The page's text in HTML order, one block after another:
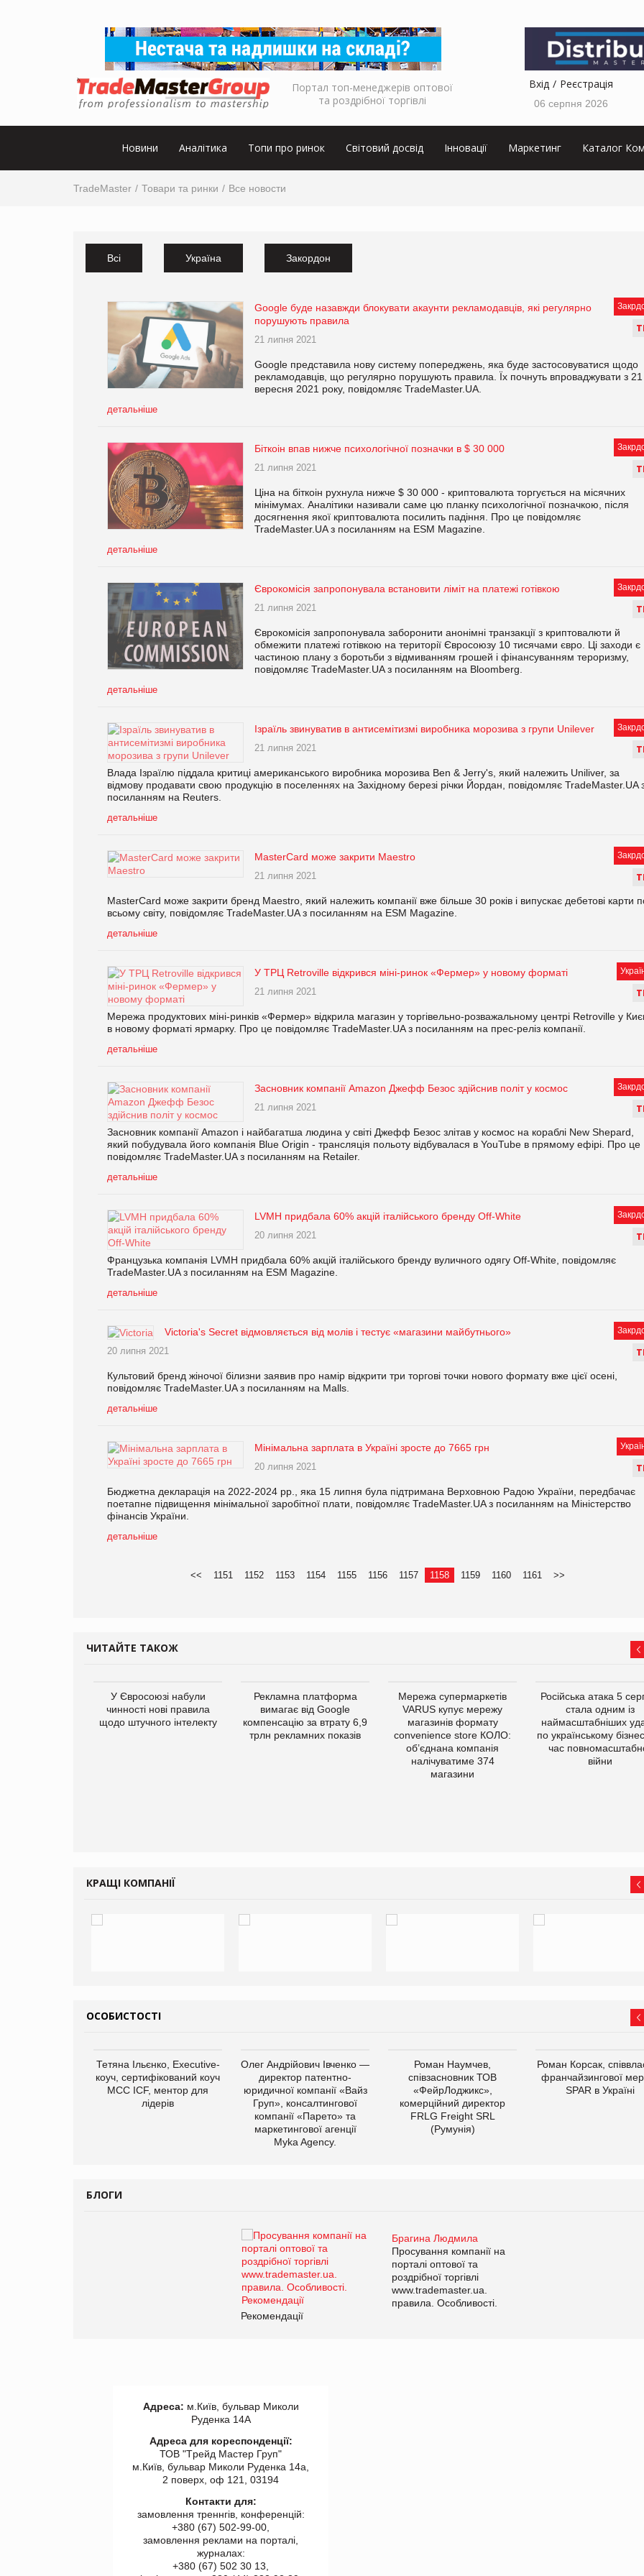
Портал топ-менеджерів оптової
та роздрібної торгівлі
Вхід Реєстрація
06 серпня 2026
Новини Аналітика Топи про ринок Світовий досвід Інновації Маркетинг Каталог
TradeMaster Товари та ринки Все новости
Всі Україна Закордон
Т
Google буде назавжди блокувати акаунти рекламодавців, які регулярно
порушують правила
21 липня 2021
Google представила нову систему попереджень, яка буде застосовуватися щодо
рекламодавців, що регулярно порушують правила. Їх почнуть впроваджувати з 21
вересня 2021 року, повідомляє TradeMaster.UA.
детальніше
Т
Біткоін впав нижче психологічної позначки в $ 30 000
21 липня 2021
Ціна на біткоін рухнула нижче $ 30 000 - криптовалюта торгується на місячних
мінімумах. Аналітики називали саме цю планку психологічної позначкою, після
досягнення якої криптовалюта посилить падіння. Про це повідомляє
TradeMaster.UA з посиланням на ESM Magazine.
детальніше
Т
Єврокомісія запропонувала встановити ліміт на платежі готівкою
21 липня 2021
Єврокомісія запропонувала заборонити анонімні транзакції з криптовалюти й
обмежити платежі готівкою на території Євросоюзу 10 тисячами євро. Ці заходи є
частиною плану з боротьби з відмиванням грошей і фінансуванням тероризму,
повідомляє TradeMaster.UA з посиланням на Bloomberg.
детальніше
Т
Ізраїль звинуватив в антисемітизмі виробника морозива з групи Unilever
21 липня 2021
Влада Ізраїлю піддала критиці американського виробника морозива Ben & Jerry's, який належить Uniliver, за
відмову продавати свою продукцію в поселеннях на Західному березі річки Йордан, повідомляє TradeMaster.UA
посиланням на Reuters.
детальніше
Т
MasterCard може закрити Maestro
21 липня 2021
MasterCard може закрити бренд Maestro, який належить компанії вже більше 30 років і випускає дебетові карти
всьому світу, повідомляє TradeMaster.UA з посиланням на ESM Magazine.
детальніше
Т
У ТРЦ Retroville відкрився міні-ринок «Фермер» у новому форматі
21 липня 2021
Мережа продуктових міні-ринків «Фермер» відкрила магазин у торгівельно-розважальному центрі Retroville у
в новому форматі ярмарку. Про це повідомляє TradeMaster.UA з посиланням на прес-реліз компанії.
детальніше
Т
Засновник компанії Amazon Джефф Безос здійснив політ у космос
21 липня 2021
Засновник компанії Amazon і найбагатша людина у світі Джефф Безос злітав у космос на кораблі New Shepard,
який побудувала його компанія Blue Origin - трансляція польоту відбувалася в YouTube в прямому ефірі. Про це
повідомляє TradeMaster.UA з посиланням на Retailer.
детальніше
Т
LVMH придбала 60% акцій італійського бренду Off-White
20 липня 2021
Французька компанія LVMH придбала 60% акцій італійського бренду вуличного одягу Off-White, повідомляє
TradeMaster.UA з посиланням на ESM Magazine.
детальніше
Т
Victoria's Secret відмовляється від молів і тестує «магазини майбутнього»
20 липня 2021
Культовий бренд жіночої білизни заявив про намір відкрити три торгові точки нового формату вже цієї осені,
повідомляє TradeMaster.UA з посиланням на Malls.
детальніше
Т
Мінімальна зарплата в Україні зросте до 7665 грн
20 липня 2021
Бюджетна декларація на 2022-2024 рр., яка 15 липня була підтримана Верховною Радою України, передбачає
поетапне підвищення мінімальної заробітної плати, повідомляє TradeMaster.UA з посиланням на Міністерство
фінансів України.
детальніше
<< 1151 1152 1153 1154 1155 1156 1157 1158 1159 1160 1161 >>
ЧИТАЙТЕ ТАКОЖ
У Євросоюзі набули
чинності нові правила
щодо штучного інтелекту
Рекламна платформа
вимагає від Google
компенсацію за втрату 6,9
трлн рекламних показів
Мережа супермаркетів
VARUS купує мережу
магазинів формату
convenience store КОЛО:
об’єднана компанія
налічуватиме 374
магазини
Російська атака 5
стала одним із
наймасштабніших
по українському
час
війни
КРАЩІ КОМПАНІЇ
ОСОБИСТОСТІ
Тетяна Ільєнко, Executive-
коуч, сертифікований коуч
МСС ICF, ментор для
лідерів
Олег Андрійович Івченко —
директор патентно-
юридичної компанії «Вайз
Груп», консалтингової
компанії «Парето» та
маркетингової агенції
Myka Agency.
Роман Наумчев,
співзасновник ТОВ
«ФейрЛоджикс»,
комерційний директор
FRLG Freight SRL
(Румунія)
Роман Корсак,
франчайзингової
SPAR в Україні
БЛОГИ
Брагина Людмила
Просування компанії на
порталі оптової та
роздрібної торгівлі
www.trademaster.ua.
правила. Особливості.
Рекомендації
Адреса: м.Київ, бульвар Миколи
Руденка 14А
Адреса для кореспонденції:
ТОВ "Tрейд Мастер Груп"
м.Київ, бульвар Миколи Руденка 14а,
2 поверх, оф 121, 03194
Контакти для:
замовлення треннгів, конференцій:
+380 (67) 502-99-00,
замовлення реклами на порталі,
журналах:
+380 (67) 502 30 13,